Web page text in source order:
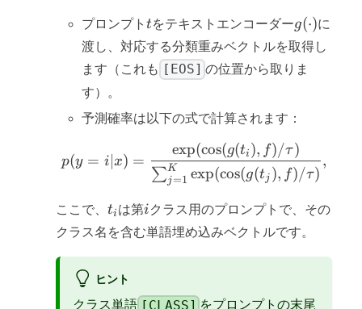
プロンプトt
tをテキストエンコーダーg(\cdot)
g(⋅)に
渡し、対応する分類重みベクトルを取得し
ます（これも
[EOS] の位置から取りま
す）。
予測確率は以下の式で計算されます：
p(y = i|x) =
p(y = i∣x) =
∑j =1
K exp(cos(g(tj ), f)/τ)
exp(cos(g(ti ), f)/τ)
,
ここで、t_i
ti は第i
iクラス用のプロンプトで、その
クラス名を含む単語埋め込みベクトルです。
ヒント
クラス単語 [CLASS] をプロンプトの末尾